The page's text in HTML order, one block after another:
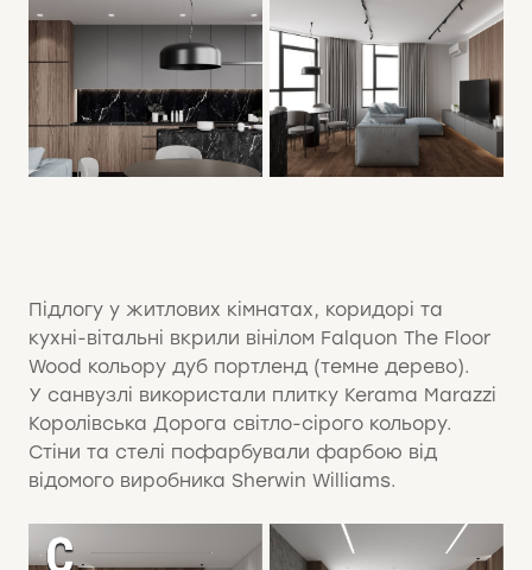
Підлогу у житлових кімнатах, коридорі та
кухні-вітальні вкрили вінілом Falquon The Floor
Wood кольору дуб портленд (темне дерево).
У санвузлі використали плитку Kerama Marazzi
Королівська Дорога світло-сірого кольору.
Стіни та стелі пофарбували фарбою від
відомого виробника Sherwin Williams.